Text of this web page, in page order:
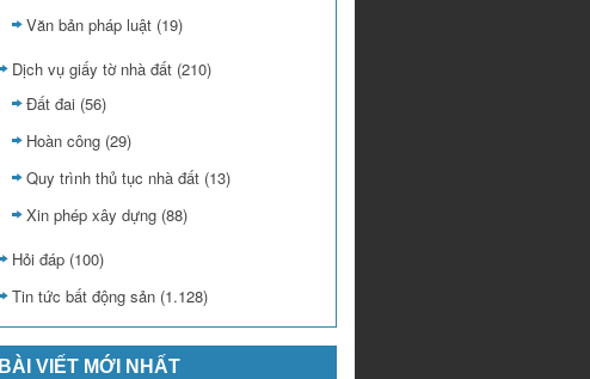
Văn bản pháp luật (19)
Dịch vụ giấy tờ nhà đất (210)
Đất đai (56)
Hoàn công (29)
Quy trình thủ tục nhà đất (13)
Xin phép xây dựng (88)
Hỏi đáp (100)
Tin tức bất động sản (1.128)
BÀI VIẾT MỚI NHẤT